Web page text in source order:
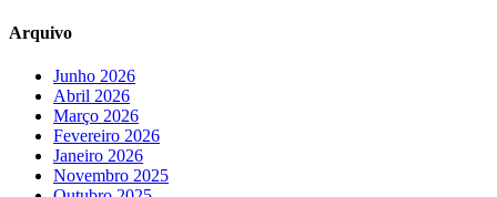
Arquivo
Junho 2026
Abril 2026
Março 2026
Fevereiro 2026
Janeiro 2026
Novembro 2025